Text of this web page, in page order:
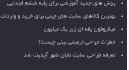
روش های جدید آموزشی برای پایه ششم ابتدایی
بهترین کالاهای سایت های چینی برای خرید و واردات
میکروفون یقه ای زیر یک میلیون
خطرات جراحی ترمیمی بینی چیست؟
تعرفه طراحی سایت تابان شهر آپدیت شد